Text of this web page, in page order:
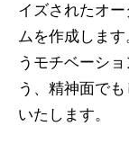
イズされたオ
ムを作成しま
うモチベーシ
う、精神面で
いたします。